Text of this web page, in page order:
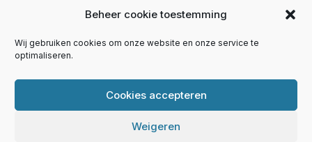
Beheer cookie toestemming
Wij gebruiken cookies om onze website en onze service te
optimaliseren.
Cookies accepteren
Weigeren